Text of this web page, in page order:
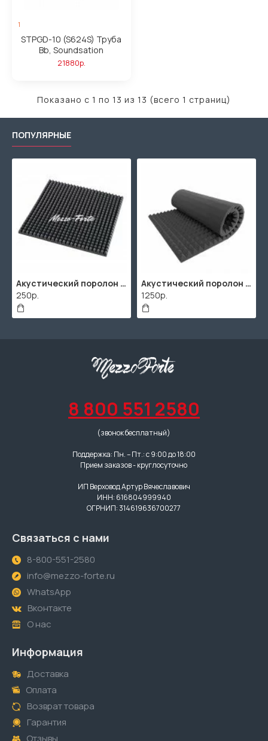
1
STPGD-10 (S624S) Труба
Bb, Soundsation
21880р.
Показано с 1 по 13 из 13 (всего 1 страниц)
ПОПУЛЯРНЫЕ
Акустический поролон "Пирамида" / 480x480х30мм / Темно-серый
250р.
Акустический поролон "Пирамида" / 2000х1000мм
1250р.
8 800 551 2580
(звонок бесплатный)
Поддержка: Пн. – Пт.: с 9:00 до 18:00
Прием заказов - круглосуточно
ИП Верховод Артур Вячеславович
ИНН: 616804999940
ОГРНИП: 314619636700277
Связаться с нами
8-800-551-2580
info@mezzo-forte.ru
WhatsApp
Вконтакте
О нас
Информация
Доставка
Оплата
Возврат товара
Гарантия